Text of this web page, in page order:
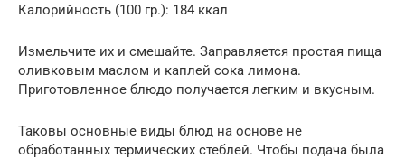
Калорийность (100 гр.): 184 ккал
Измельчите их и смешайте. Заправляется простая пища
оливковым маслом и каплей сока лимона.
Приготовленное блюдо получается легким и вкусным.
Таковы основные виды блюд на основе не
обработанных термических стеблей. Чтобы подача была